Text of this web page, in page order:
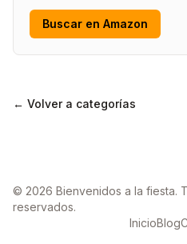
Buscar en Amazon
← Volver a categorías
© 2026 Bienvenidos a la fiesta.
reservados.
InicioBlog